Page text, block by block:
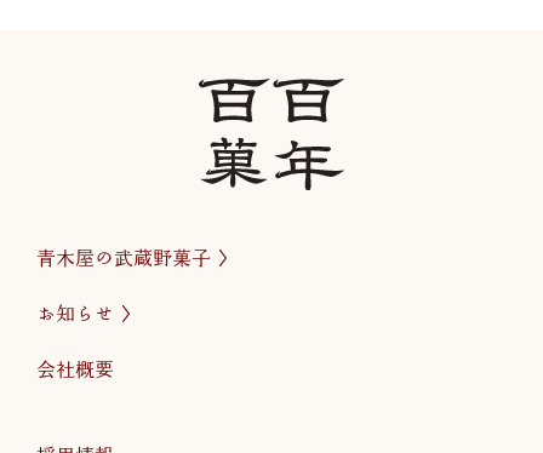
青木屋の武蔵野菓子
お知らせ
会社概要